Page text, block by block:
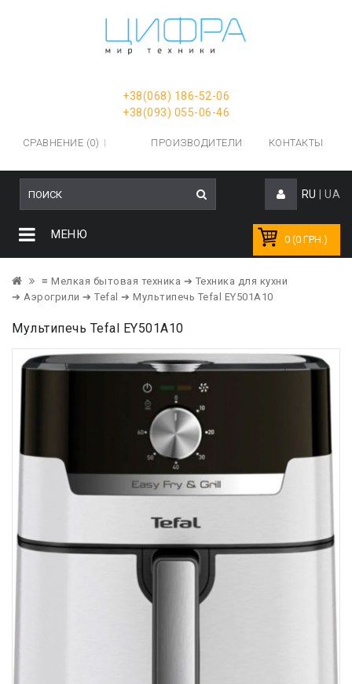
+38(068) 186-52-06
+38(093) 055-06-46
СРАВНЕНИЕ (0) ПРОИЗВОДИТЕЛИ КОНТАКТЫ
RU UA
0 (0 ГРН.)
МЕНЮ
≡ Мелкая бытовая техника ➔ Техника для кухни
➔ Аэрогрили ➔ Tefal ➔ Мультипечь Tefal EY501A10
Мультипечь Tefal EY501A10